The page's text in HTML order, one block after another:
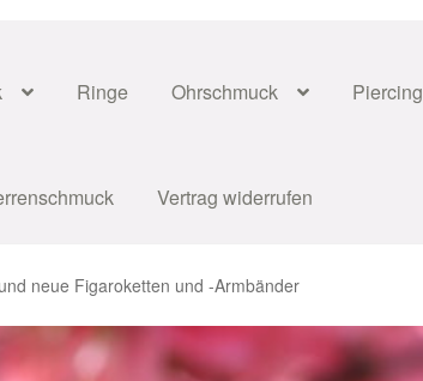
Ringe Ohrschmuck Piercing
Vertrag widerrufen
zu Ostern 2023 Geschenke zu Ostern 2024
für Weihnachten 2023
neue Figaroketten und -Armbänder